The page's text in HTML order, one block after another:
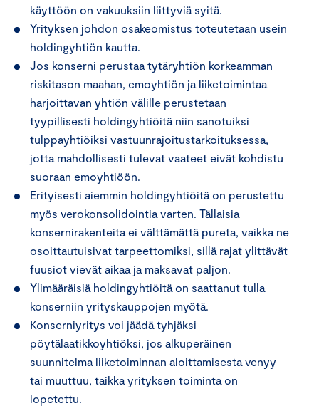
käyttöön on vakuuksiin liittyviä syitä.
Yrityksen johdon osakeomistus toteutetaan usein
holdingyhtiön kautta.
Jos konserni perustaa tytäryhtiön korkeamman
riskitason maahan, emoyhtiön ja liiketoimintaa
harjoittavan yhtiön välille perustetaan
tyypillisesti holdingyhtiöitä niin sanotuiksi
tulppayhtiöiksi vastuunrajoitustarkoituksessa,
jotta mahdollisesti tulevat vaateet eivät kohdistu
suoraan emoyhtiöön.
Erityisesti aiemmin holdingyhtiöitä on perustettu
myös verokonsolidointia varten. Tällaisia
konsernirakenteita ei välttämättä pureta, vaikka ne
osoittautuisivat tarpeettomiksi, sillä rajat ylittävät
fuusiot vievät aikaa ja maksavat paljon.
Ylimääräisiä holdingyhtiöitä on saattanut tulla
konserniin yrityskauppojen myötä.
Konserniyritys voi jäädä tyhjäksi
pöytälaatikkoyhtiöksi, jos alkuperäinen
suunnitelma liiketoiminnan aloittamisesta venyy
tai muuttuu, taikka yrityksen toiminta on
lopetettu.